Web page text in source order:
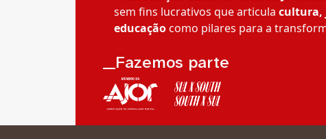
sem fins lucrativos que articula cultura,
educaçãocomo pilares para a
__Fazemos parte